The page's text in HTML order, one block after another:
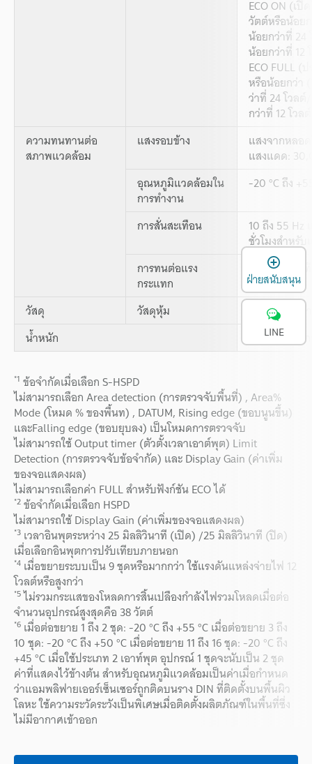
ECO ON (เ
วัตต์หรือน้อย
น้อยกว่าที่
น้อยกว่าที่ 12
ECO FULL
หรือน้อยกว่า
ว่าที่ 24 โวล
กว่าที่ 12 โวล
ความทนทานต่อ
สภาพแวดล้อม
แสงรอบข้าง แสงจากหลอ
แสงแดด:
อุณหภูมิแวดล้อมใน
การทำงาน
-20 °C ถึง
การสั่นสะเทือน 10 ถึง 55 Hz
ชั่วโมงสำหรั
การทนต่อแรง
กระแทก
500 ม./วินาที
Z
วัสดุ
วัสดุหุ้ม
ชุดหลักและ
น้ำหนัก
ประมาณ 48
*1 ข้อจำกัดเมื่อเลือก S-HSPD
ไม่สามารถเลือก Area detection (การตรวจจับพื้นที่) , Area%
Mode (โหมด % ของพื้นท) , DATUM, Rising edge (ขอบนูนขึ้น)
และFalling edge (ขอบยุบลง) เป็นโหมดการตรวจจับ
ไม่สามารถใช้ Output timer (ตัวตั้งเวลาเอาต์พุต) Limit
Detection (การตรวจจับข้อจำกัด) และ Display Gain (ค่าเพิ่ม
ของจอแสดงผล)
ไม่สามารถเลือกค่า FULL สำหรับฟังก์ชัน ECO ได้
*2ข้อจำกัดเมื่อเลือก HSPD
ไม่สามารถใช้ Display Gain (ค่าเพิ่มของจอแสดงผล)
*3 เวลาอินพุตระหว่าง 25 มิลลิวินาที (เปิด) /25 มิลลิวินาที (ปิด)
เมื่อเลือกอินพุตการปรับเทียบภายนอก
*4 เมื่อขยายระบบเป็น 9 ชุดหรือมากกว่า ใช้แรงดันแหล่งจ่ายไฟ 12
โวลต์หรือสูงกว่า
*5ไม่รวมกระแสของโหลดการสิ้นเปลืองกำลังไฟรวมโหลดเมื่อต่อ
จำนวนอุปกรณ์สูงสุดคือ 38 วัตต์
*6 เมื่อต่อขยาย 1 ถึง 2 ชุด: -20 °C ถึง +55 °C เมื่อต่อขยาย 3 ถึง
10 ชุด: -20 °C ถึง +50 °C เมื่อต่อขยาย 11 ถึง 16 ชุด: -20 °C ถึง
+45 °C เมื่อใช้ประเภท 2 เอาท์พุต อุปกรณ์ 1 ชุดจะนับเป็น 2 ชุด
ค่าที่แสดงไว้ข้างต้น สำหรับอุณหภูมิแวดล้อมเป็นค่าเมื่อกำหนด
ว่าแอมพลิฟายเออร์เซ็นเซอร์ถูกติดบนราง DIN ที่ติดตั้งบนพื้นผิว
โลหะ ใช้ความระวัดระวังเป็นพิเศษเมื่อติดตั้งผลิตภัณฑ์ในพื้นที่ซึ่ง
ไม่มีอากาศเข้าออก
ฝ่ายสนับสนุน
LINE